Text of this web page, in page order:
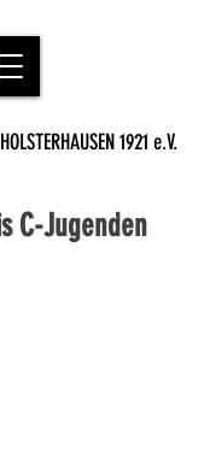
1921 e.V.
C-Jugenden